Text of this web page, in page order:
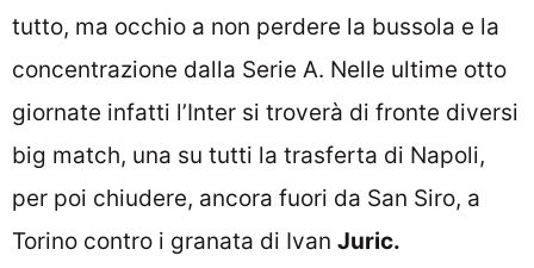
tutto, ma occhio a non perdere la bussola e la
concentrazione dalla Serie A. Nelle ultime otto
giornate infatti l’Inter si troverà di fronte diversi
big match, una su tutti la trasferta di Napoli,
per poi chiudere, ancora fuori da San Siro, a
Torino contro i granata di Ivan Juric.